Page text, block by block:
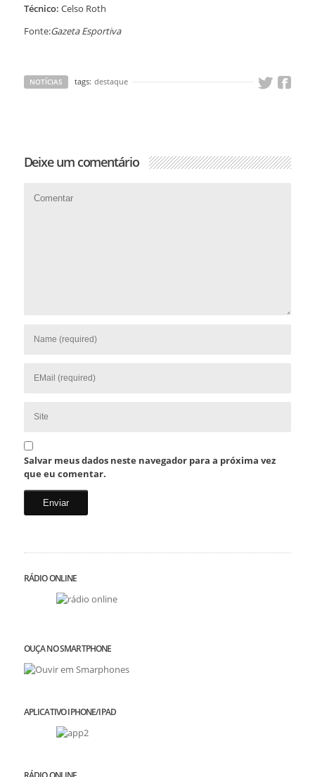
Técnico: Celso Roth
Fonte:Gazeta Esportiva
NOTÍCIAS tags: destaque
Deixe um comentário
Salvar meus dados neste navegador para a próxima vez
que eu comentar.
RÁDIO ONLINE
OUÇA NO SMARTPHONE
APLICATIVO IPHONE/IPAD